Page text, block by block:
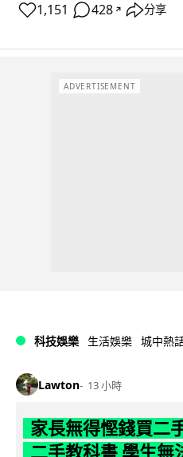
1,151 428 ↗ 分享
ADVERTISEMENT
科技娛樂 生活娛樂 城中熱
Lawton 13 小時
家長無得慳錢買二
二手教科書 學生無